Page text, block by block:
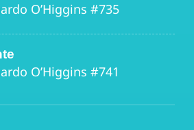
O’Higgins #735
O’Higgins #741